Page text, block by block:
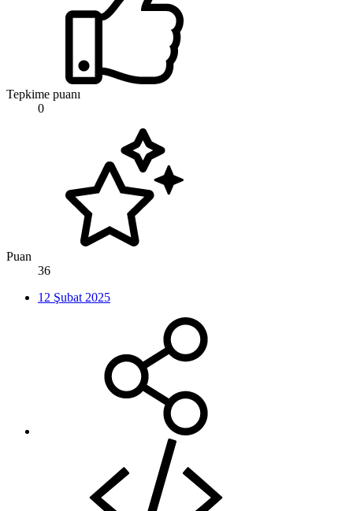
Tepkime puanı
0
Puan
36
12 Şubat 2025